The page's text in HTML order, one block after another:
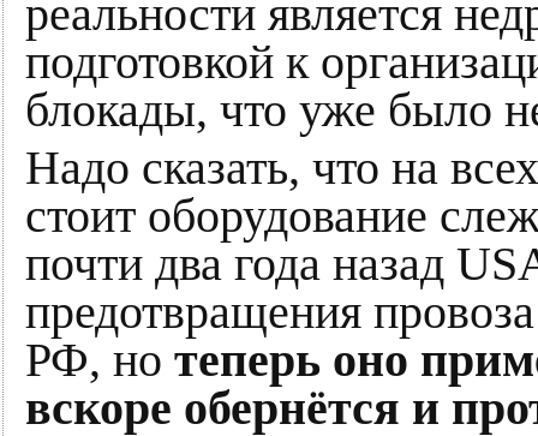
реальности является
подготовкой к
блокады, что уже было
Надо сказать, что на
стоит оборудование
почти два года назад
предотвращения
РФ, но теперь оно
вскоре обернётся и